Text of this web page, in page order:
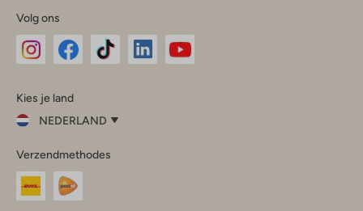
Volg ons
InstagramFacebook
Kies je land
NEDERLAND
je
land
Nederland
Verzendmethodes